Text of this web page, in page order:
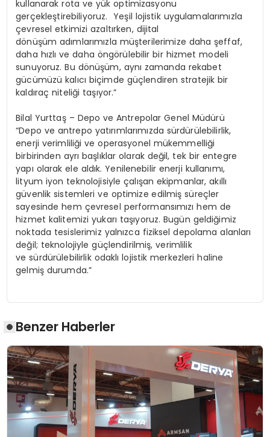
kullanarak rota ve yük optimizasyonu
gerçekleştirebiliyoruz. Yeşil lojistik uygulamalarımızla
çevresel etkimizi azaltırken, dijital
dönüşüm adımlarımızla müşterilerimize daha şeffaf,
daha hızlı ve daha öngörülebilir bir hizmet modeli
sunuyoruz. Bu dönüşüm, aynı zamanda rekabet
gücümüzü kalıcı biçimde güçlendiren stratejik bir
kaldıraç niteliği taşıyor.”
Bilal Yurttaş – Depo ve Antrepolar Genel Müdürü
“Depo ve antrepo yatırımlarımızda sürdürülebilirlik,
enerji verimliliği ve operasyonel mükemmelliği
birbirinden ayrı başlıklar olarak değil, tek bir entegre
yapı olarak ele aldık. Yenilenebilir enerji kullanımı,
lityum iyon teknolojisiyle çalışan ekipmanlar, akıllı
güvenlik sistemleri ve optimize edilmiş süreçler
sayesinde hem çevresel performansımızı hem de
hizmet kalitemizi yukarı taşıyoruz. Bugün geldiğimiz
noktada tesislerimiz yalnızca fiziksel depolama alanları
değil; teknolojiyle güçlendirilmiş, verimlilik
ve sürdürülebilirlik odaklı lojistik merkezleri haline
gelmiş durumda.”
Benzer Haberler